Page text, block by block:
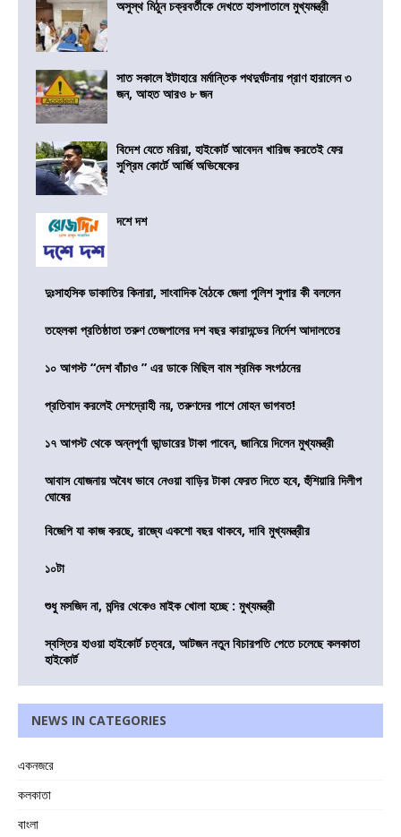
অসুস্থ মিঠুন চক্রবর্তীকে দেখতে হাসপাতালে মুখ্যমন্ত্রী
সাত সকালে ইটাহারে মর্মান্তিক পথদুর্ঘটনায় প্রাণ হারালেন ৩
জন, আহত আরও ৮ জন
বিদেশ যেতে মরিয়া, হাইকোর্ট আবেদন খারিজ করতেই ফের
সুপ্রিম কোর্টে আর্জি অভিষেকের
দশে দশ
দুঃসাহসিক ডাকাতির কিনারা, সাংবাদিক বৈঠকে জেলা পুলিশ সুপার কী বললেন
তহেলকা প্রতিষ্ঠাতা তরুণ তেজপালের দশ বছর কারাদন্ডের নির্দেশ আদালতের
১০ আগস্ট “দেশ বাঁচাও ” এর ডাকে মিছিল বাম শ্রমিক সংগঠনের
প্রতিবাদ করলেই দেশদ্রোহী নয়, তরুণদের পাশে মোহন ভাগবত!
১৭ আগস্ট থেকে অন্নপূর্ণা ভান্ডারের টাকা পাবেন, জানিয়ে দিলেন মুখ্যমন্ত্রী
আবাস যোজনায় অবৈধ ভাবে নেওয়া বাড়ির টাকা ফেরত দিতে হবে, হুঁশিয়ারি দিলীপ
ঘোষের
বিজেপি যা কাজ করছে, রাজ্যে একশো বছর থাকবে, দাবি মুখ্যমন্ত্রীর
১০টা
শুধু মসজিদ না, মন্দির থেকেও মাইক খোলা হচ্ছে : মুখ্যমন্ত্রী
স্বস্তির হাওয়া হাইকোর্ট চত্বরে, আটজন নতুন বিচারপতি পেতে চলেছে কলকাতা
হাইকোর্ট
NEWS IN CATEGORIES
একনজরে
কলকাতা
বাংলা